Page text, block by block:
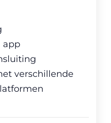
app
verschillende